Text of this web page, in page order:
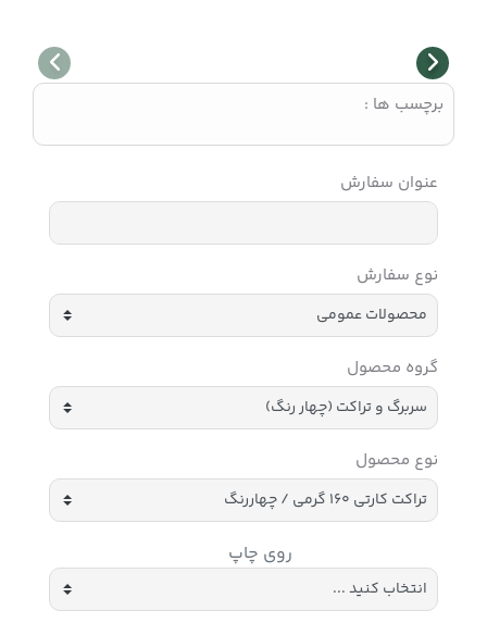
برچسب ها :
عنوان سفارش
نوع سفارش
گروه محصول
نوع محصول
روی چاپ